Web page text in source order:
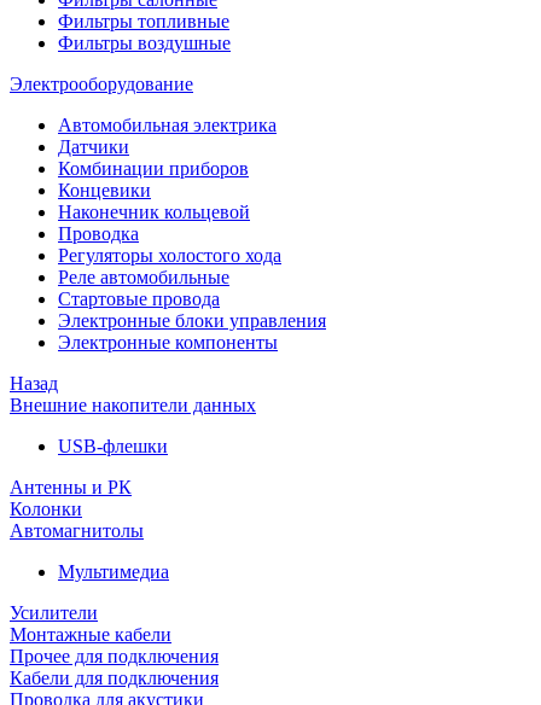
Фильтры топливные
Фильтры воздушные
Электрооборудование
Автомобильная электрика
Датчики
Комбинации приборов
Концевики
Наконечник кольцевой
Проводка
Регуляторы холостого хода
Реле автомобильные
Стартовые провода
Электронные блоки управления
Электронные компоненты
Назад
Внешние накопители данных
USB-флешки
Антенны и РК
Колонки
Автомагнитолы
Мультимедиа
Усилители
Монтажные кабели
Прочее для подключения
Кабели для подключения
Проводка для акустики